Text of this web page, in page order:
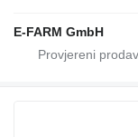
E-FARM GmbH